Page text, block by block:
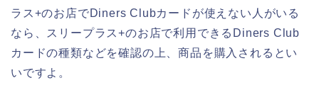
ラス+のお店でDiners Clubカードが使えない人がいる
なら、スリープラス+のお店で利用できるDiners Club
カードの種類などを確認の上、商品を購入されるとい
いですよ。